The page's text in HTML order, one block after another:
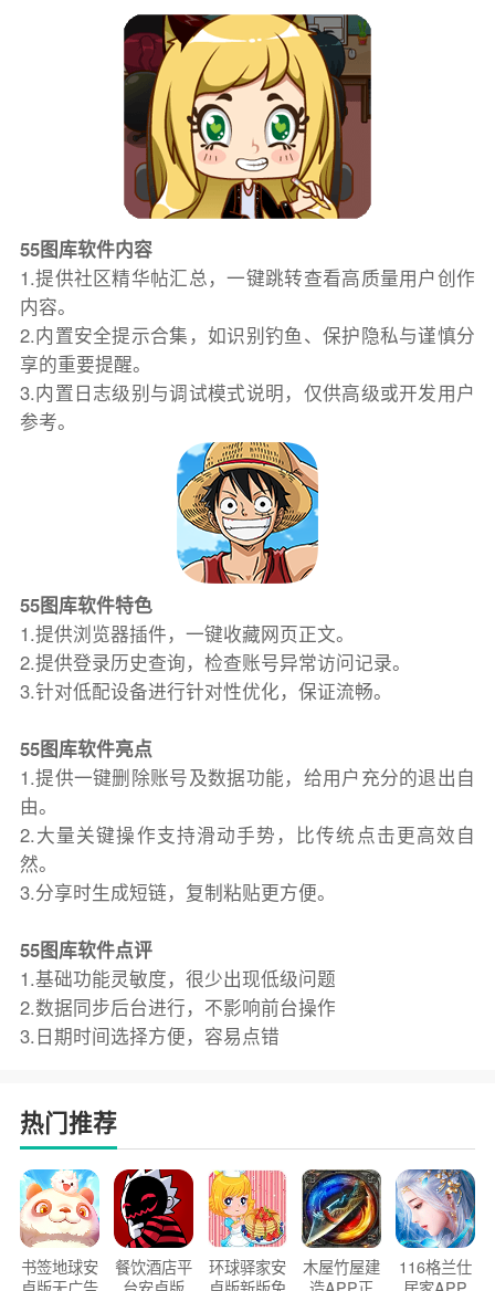
55图库软件内容
1.提供社区精华帖汇总，一键跳转查看高质量用户创作
内容。
2.内置安全提示合集，如识别钓鱼、保护隐私与谨慎分
享的重要提醒。
3.内置日志级别与调试模式说明，仅供高级或开发用户
参考。
55图库软件特色
1.提供浏览器插件，一键收藏网页正文。
2.提供登录历史查询，检查账号异常访问记录。
3.针对低配设备进行针对性优化，保证流畅。
55图库软件亮点
1.提供一键删除账号及数据功能，给用户充分的退出自
由。
2.大量关键操作支持滑动手势，比传统点击更高效自
然。
3.分享时生成短链，复制粘贴更方便。
55图库软件点评
1.基础功能灵敏度，很少出现低级问题
2.数据同步后台进行，不影响前台操作
3.日期时间选择方便，容易点错
热门推荐
书签地球安
餐饮酒店平
环球驿家安
木屋竹屋建
116格兰仕